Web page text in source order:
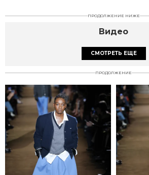
ПРОДОЛЖЕНИЕ НИЖЕ
Видео
СМОТРЕТЬ ЕЩЕ
ПРОДОЛЖЕНИЕ